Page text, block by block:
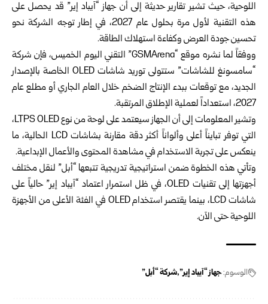
اللوحية، حيث تشير تقارير حديثة إلى أن جهاز “آيباد إير” قد يحصل على
هذه التقنية لأول مرة بحلول عام 2027، في إطار توجه الشركة نحو
تحسين جودة العرض وكفاءة استهلاك الطاقة.
ووفقاً لما نشره موقع “GSMArena” التقني اليوم الخميس، فإن شركة
“سامسونغ للشاشات” ستتولى توريد شاشات OLED الخاصة بالإصدار
الجديد، مع توقعات ببدء الإنتاج الضخم خلال العام الجاري أو مطلع عام
2027، استعداداً لعملية الإطلاق المرتقبة.
وتشير المعلومات إلى أن الجهاز سيعتمد على لوحة من نوع LTPS OLED،
التي توفر تبايناً أعلى وألواناً أكثر دقة مقارنة بشاشات LCD الحالية، ما
ينعكس على تجربة الاستخدام في مشاهدة المحتوى والأعمال الإبداعية.
وتأتي هذه الخطوة ضمن استراتيجية تدريجية تتبعها “أبل” لنقل مختلف
أجهزتها إلى تقنيات OLED، في ظل استمرار اعتماد “آيباد إير” حالياً على
شاشات LCD، بينما يقتصر استخدام OLED في الفئة الأعلى من الأجهزة
اللوحية حتى الآن.
الوسوم:جهاز “آيباد إير” شركة “أبل”